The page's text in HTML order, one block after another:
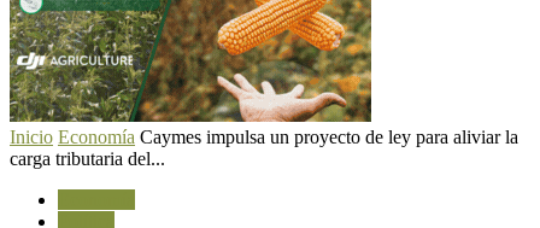
Inicio Economía Caymes impulsa un proyecto de ley para aliviar la
carga tributaria del...